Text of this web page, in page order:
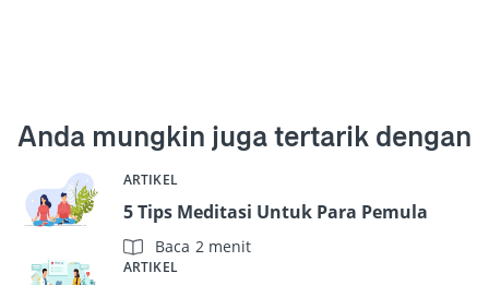
Anda mungkin juga tertarik dengan
ARTIKEL
5 Tips Meditasi Untuk Para Pemula
Baca 2 menit
ARTIKEL